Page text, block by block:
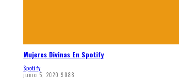
Mujeres Divinas En Spotify
Spotify
junio 5, 2020 9088